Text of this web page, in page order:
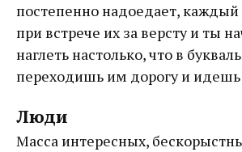
постепенно надоедает, каждый
при встрече их за версту и ты
наглеть настолько, что в
переходишь им дорогу и
Люди
Масса интересных,